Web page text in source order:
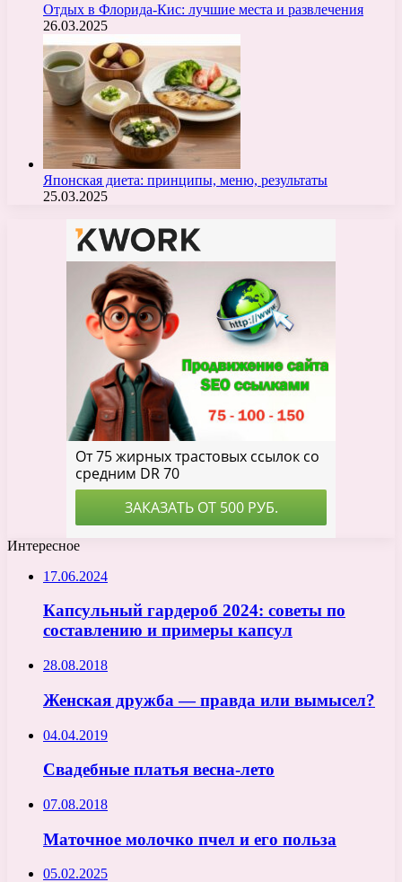
Отдых в Флорида-Кис: лучшие места и развлечения
26.03.2025
Японская диета: принципы, меню, результаты
25.03.2025
Интересное
17.06.2024
Капсульный гардероб 2024: советы по
составлению и примеры капсул
28.08.2018
Женская дружба — правда или вымысел?
04.04.2019
Свадебные платья весна-лето
07.08.2018
Маточное молочко пчел и его польза
05.02.2025